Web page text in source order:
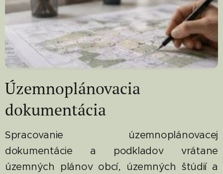
Územnoplánovacia
dokumentácia
Spracovanie územnoplánovacej
dokumentácie a podkladov vrátane
územných plánov obcí, územných štúdií a